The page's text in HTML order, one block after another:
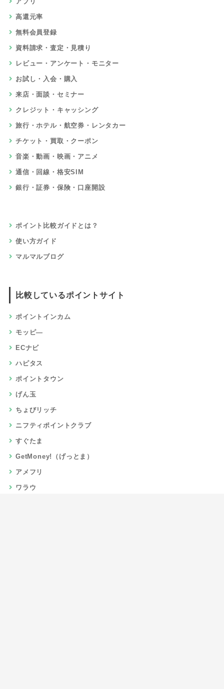
高還元率
無料会員登録
資料請求・査定・見積り
レビュー・アンケート・モニター
お試し・入会・購入
来店・面談・セミナー
クレジット・キャッシング
旅行・ホテル・航空券・レンタカー
チケット・買取・クーポン
音楽・動画・映画・アニメ
通信・回線・格安SIM
銀行・証券・保険・口座開設
ポイント比較ガイドとは？
使い方ガイド
マルマルブログ
比較しているポイントサイト
ポイントインカム
モッピ―
ECナビ
ハピタス
ポイントタウン
げん玉
ちょびリッチ
ニフティポイントクラブ
すぐたま
GetMoney!（げっとま）
アメフリ
ワラウ